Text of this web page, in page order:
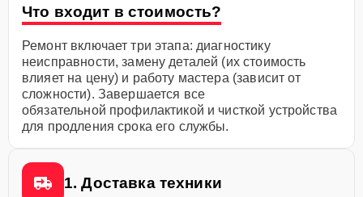
Что входит в стоимость?
Ремонт включает три этапа: диагностику
неисправности, замену деталей (их стоимость
влияет на цену) и работу мастера (зависит от
сложности). Завершается все
обязательной профилактикой и чисткой устройства
для продления срока его службы.
1. Доставка техники